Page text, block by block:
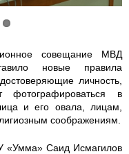
совещание МВД
новые правила
личность,
фотографироваться в
и его овала, лицам,
соображениям.
«Умма» Саид Исмагилов